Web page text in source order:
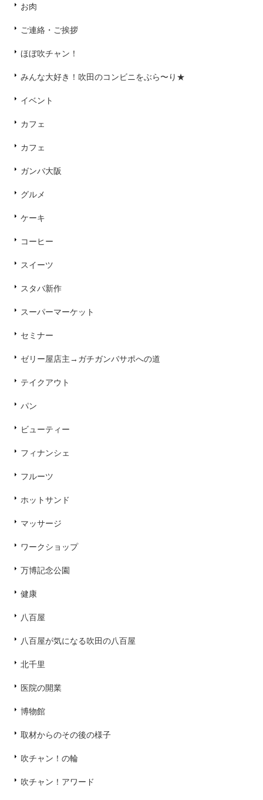
お肉
ご連絡・ご挨拶
ほぼ吹チャン！
みんな大好き！吹田のコンビニをぶら〜り★
イベント
カフェ
カフェ
ガンバ大阪
グルメ
ケーキ
コーヒー
スイーツ
スタバ新作
スーパーマーケット
セミナー
ゼリー屋店主→ガチガンバサポへの道
テイクアウト
パン
ビューティー
フィナンシェ
フルーツ
ホットサンド
マッサージ
ワークショップ
万博記念公園
健康
八百屋
八百屋が気になる吹田の八百屋
北千里
医院の開業
博物館
取材からのその後の様子
吹チャン！の輪
吹チャン！アワード